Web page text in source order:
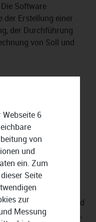
Software
der Erstellung einer
der Durchführung
von Soll und
der
wechseln, und
und
.
abgegeben haben und
geprüft haben,
6
von
und
ein. Zum
Seite
zur
Messung